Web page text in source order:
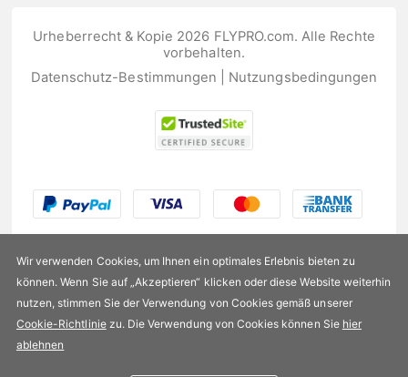
US$10,99
Urheberrecht & Kopie 2026 FLYPRO.com. Alle Rechte
vorbehalten.
Datenschutz-Bestimmungen
Nutzungsbedingungen
Wir verwenden Cookies, um Ihnen ein optimales Erlebnis bieten zu
können. Wenn Sie auf „Akzeptieren“ klicken oder diese Website weiterhin
nutzen, stimmen Sie der Verwendung von Cookies gemäß unserer
Cookie-Richtliniezu. Die Verwendung von Cookies können Sie hier
ablehnen